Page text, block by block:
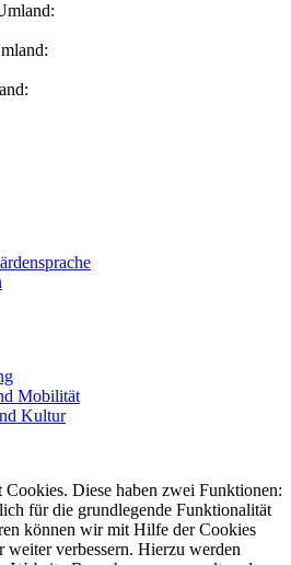
Mobilität
Kultur
Cookies. Diese haben zwei Funktionen:
für die grundlegende Funktionalität
können wir mit Hilfe der Cookies
weiter verbessern. Hierzu werden